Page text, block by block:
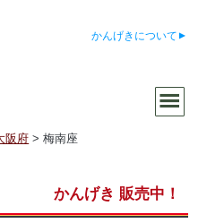
かんげきについて
阪府 >梅南座